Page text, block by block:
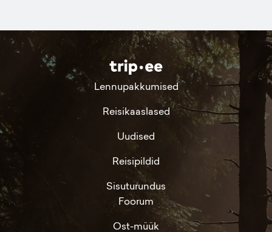
Lennupakkumised
Reisikaaslased
Uudised
Reisipildid
Sisuturundus
Foorum
Ost-müük